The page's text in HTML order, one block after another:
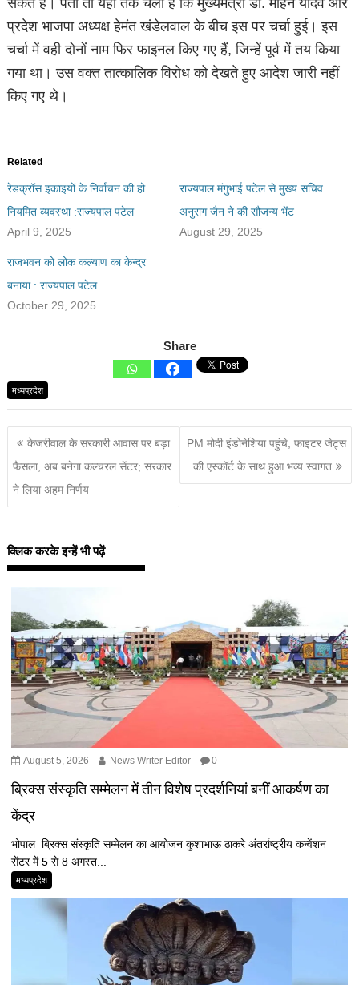
प्रदेश भाजपा अध्यक्ष हेमंत खंडेलवाल के बीच इस पर चर्चा हुई। इस
चर्चा में वही दोनों नाम फिर फाइनल किए गए हैं, जिन्हें पूर्व में तय किया
गया था। उस वक्त तात्कालिक विरोध को देखते हुए आदेश जारी नहीं
किए गए थे।
Related
रेडक्रॉस इकाइयों के निर्वाचन की हो
नियमित व्यवस्था :राज्यपाल पटेल
April 9, 2025
राज्यपाल मंगुभाई पटेल से मुख्य सचिव
अनुराग जैन ने की सौजन्य भेंट
August 29, 2025
राजभवन को लोक कल्याण का केन्द्र
बनाया : राज्यपाल पटेल
October 29, 2025
Share
मध्यप्रदेश
केजरीवाल के सरकारी आवास पर बड़ा
फैसला, अब बनेगा कल्चरल सेंटर; सरकार
ने लिया अहम निर्णय
PM मोदी इंडोनेशिया पहुंचे, फाइटर जेट्स
की एस्कॉर्ट के साथ हुआ भव्य स्वागत
क्लिक करके इन्हें भी पढ़ें
August 5, 2026 News Writer Editor 0
ब्रिक्स संस्कृति सम्मेलन में तीन विशेष प्रदर्शनियां बनीं आकर्षण का
केंद्र
भोपाल ब्रिक्स संस्कृति सम्मेलन का आयोजन कुशाभाऊ ठाकरे अंतर्राष्ट्रीय कन्वेंशन
सेंटर में 5 से 8 अगस्त...
मध्यप्रदेश